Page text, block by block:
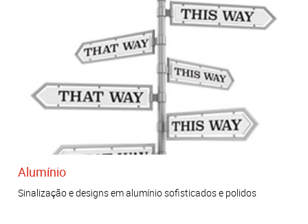
Alumínio
Sinalização e designs em alumínio sofisticados e polidos